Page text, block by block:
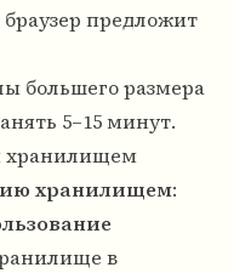
предложит
большего размера
5–15 минут.
хранилищем
хранилищем:
в